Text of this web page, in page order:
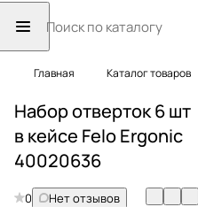
Главная Каталог товаров
Набор отверток 6 шт
в кейсе Felo Ergonic
40020636
0
Нет отзывов